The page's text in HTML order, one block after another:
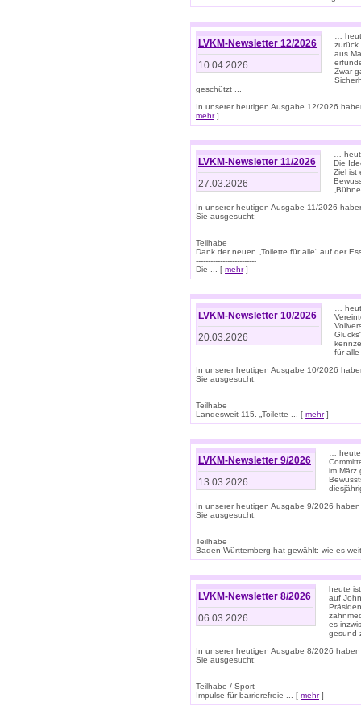
LVKM-Newsletter 12/2026
10.04.2026
…
zurück
aus
Zwar
geschützt ...
In unserer heutigen Ausgabe 12/2026
mehr]
LVKM-Newsletter 11/2026
27.03.2026
…
Die
Ziel ist
In unserer heutigen Ausgabe 11/2026
Sie ausgesucht:
Teilhabe
Dank der neuen „Toilette für alle“ auf der
-------------------------
Die ... [ mehr]
LVKM-Newsletter 10/2026
20.03.2026
…
für
In unserer heutigen Ausgabe 10/2026
Sie ausgesucht:
Teilhabe
Landesweit 115. „Toilette ... [ mehr]
LVKM-Newsletter 9/2026
13.03.2026
…
im März
In unserer heutigen Ausgabe 9/2026
Sie ausgesucht:
Teilhabe
Baden-Württemberg hat gewählt: wie es
LVKM-Newsletter 8/2026
06.03.2026
heute
auf
es
gesund
In unserer heutigen Ausgabe 8/2026
Sie ausgesucht:
Teilhabe / Sport
Impulse für barrierefreie ... [ mehr]